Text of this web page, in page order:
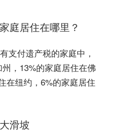
庭居住在哪里？
支付遗产税的家庭中，
，13%的家庭居住在佛
在纽约，6%的家庭居住
滑坡